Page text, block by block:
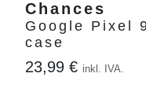
Chances
Google Pixel
case
23,99 € inkl. IVA.